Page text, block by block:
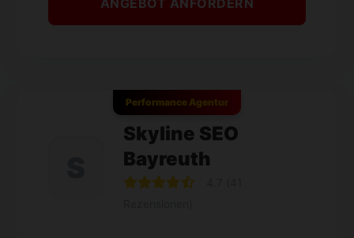
ANGEBOT ANFORDERN
Performance Agentur
Skyline SEO
Bayreuth